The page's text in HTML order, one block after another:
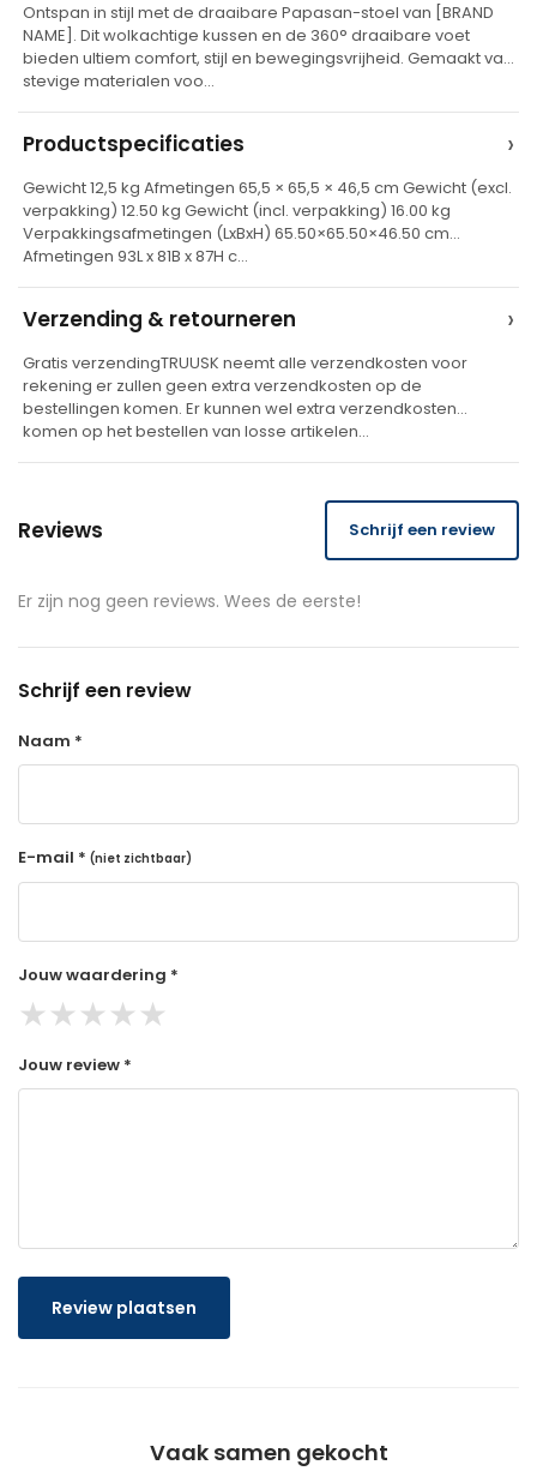
t
e
r
a
t
v
e
Ontspan in stijl met de draaibare Papasan-stoel van [BRAND
NAME]. Dit wolkachtige kussen en de 360° draaibare voet
bieden ultiem comfort, stijl en bewegingsvrijheid. Gemaakt van
stevige materialen voo…
Productspecificaties ›
Gewicht 12,5 kg Afmetingen 65,5 × 65,5 × 46,5 cm Gewicht (excl.
verpakking) 12.50 kg Gewicht (incl. verpakking) 16.00 kg
Verpakkingsafmetingen (LxBxH) 65.50×65.50×46.50 cm
Afmetingen 93L x 81B x 87H c…
Verzending & retourneren ›
Gratis verzendingTRUUSK neemt alle verzendkosten voor
rekening er zullen geen extra verzendkosten op de
bestellingen komen. Er kunnen wel extra verzendkosten
komen op het bestellen van losse artikelen…
Reviews Schrijf een review
Er zijn nog geen reviews. Wees de eerste!
Schrijf een review
Naam *
E-mail * (niet zichtbaar)
Jouw waardering *
★★★★★
Jouw review *
Review plaatsen
Vaak samen gekocht